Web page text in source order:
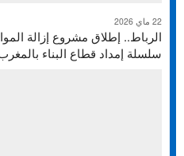
22 ماي 2026
الرباط.. إطلاق مشروع إزالة
سلسلة إمداد قطاع البناء